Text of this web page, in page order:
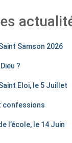
Samson 2026
?
Eloi, le 5 Juillet
confessions
l’école, le 14 Juin